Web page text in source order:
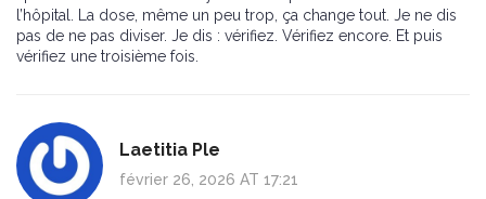
l’hôpital. La dose, même un peu trop, ça change tout. Je ne dis
pas de ne pas diviser. Je dis : vérifiez. Vérifiez encore. Et puis
vérifiez une troisième fois.
Laetitia Ple
février 26, 2026 AT 17:21